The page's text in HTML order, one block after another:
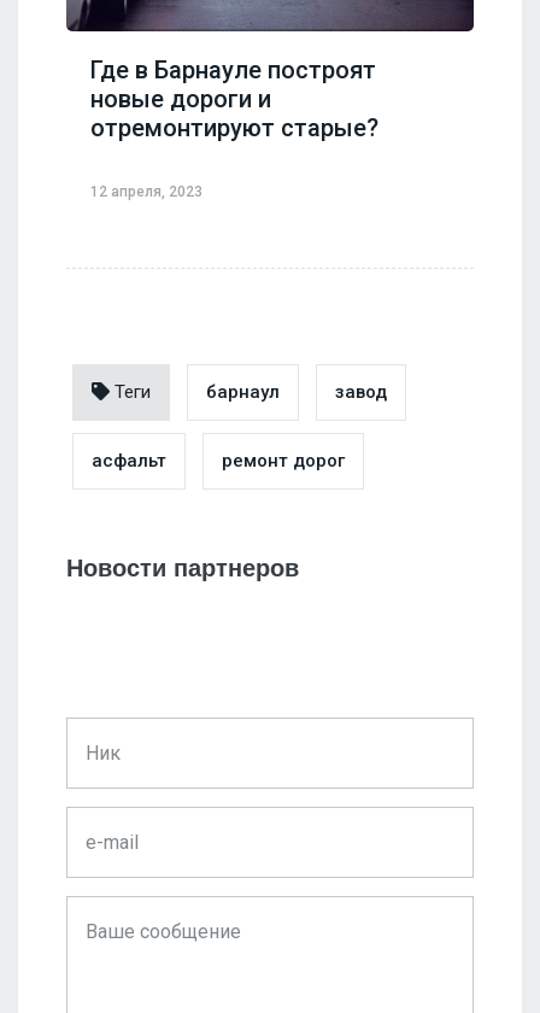
Где в Барнауле построят
новые дороги и
отремонтируют старые?
12 апреля, 2023
Теги барнаул завод
асфальт ремонт дорог
Новости партнеров